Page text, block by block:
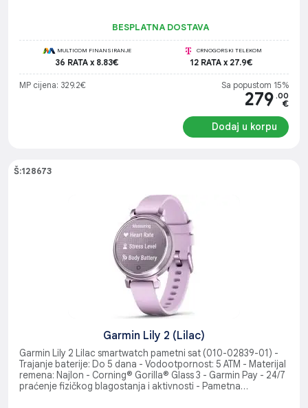
BESPLATNA DOSTAVA
MULTICOM FINANSIRANJE
36 RATA x 8.83€
CRNOGORSKI TELEKOM
12 RATA x 27.9€
MP cijena: 329.2€ Sa popustom 15%
279 .00
€
Dodaj u korpu
Š:128673
Garmin Lily 2 (Lilac)
Garmin Lily 2 Lilac smartwatch pametni sat (010-02839-01) -
Trajanje baterije: Do 5 dana - Vodootpornost: 5 ATM - Materijal
remena: Najlon - Corning® Gorilla® Glass 3 - Garmin Pay - 24/7
praćenje fizičkog blagostanja i aktivnosti - Pametna